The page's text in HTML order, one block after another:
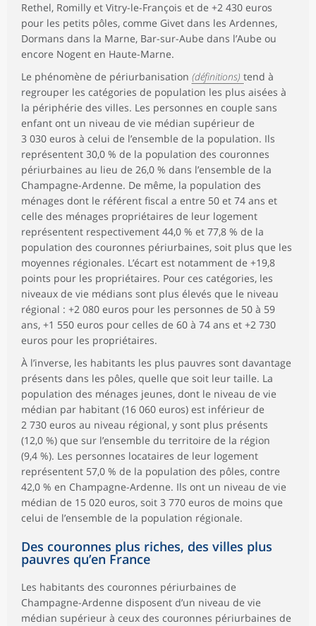
Rethel, Romilly et Vitry-le-François et de +2 430 euros
pour les petits pôles, comme Givet dans les Ardennes,
Dormans dans la Marne, Bar-sur-Aube dans l’Aube ou
encore Nogent en Haute-Marne.
Le phénomène de périurbanisation (définitions) tend à
regrouper les catégories de population les plus aisées à
la périphérie des villes. Les personnes en couple sans
enfant ont un niveau de vie médian supérieur de
3 030 euros à celui de l’ensemble de la population. Ils
représentent 30,0 % de la population des couronnes
périurbaines au lieu de 26,0 % dans l’ensemble de la
Champagne-Ardenne. De même, la population des
ménages dont le référent fiscal a entre 50 et 74 ans et
celle des ménages propriétaires de leur logement
représentent respectivement 44,0 % et 77,8 % de la
population des couronnes périurbaines, soit plus que les
moyennes régionales. L’écart est notamment de +19,8
points pour les propriétaires. Pour ces catégories, les
niveaux de vie médians sont plus élevés que le niveau
régional : +2 080 euros pour les personnes de 50 à 59
ans, +1 550 euros pour celles de 60 à 74 ans et +2 730
euros pour les propriétaires.
À l’inverse, les habitants les plus pauvres sont davantage
présents dans les pôles, quelle que soit leur taille. La
population des ménages jeunes, dont le niveau de vie
médian par habitant (16 060 euros) est inférieur de
2 730 euros au niveau régional, y sont plus présents
(12,0 %) que sur l’ensemble du territoire de la région
(9,4 %). Les personnes locataires de leur logement
représentent 57,0 % de la population des pôles, contre
42,0 % en Champagne-Ardenne. Ils ont un niveau de vie
médian de 15 020 euros, soit 3 770 euros de moins que
celui de l’ensemble de la population régionale.
Des couronnes plus riches, des villes plus
pauvres qu’en France
Les habitants des couronnes périurbaines de
Champagne-Ardenne disposent d’un niveau de vie
médian supérieur à ceux des couronnes périurbaines de